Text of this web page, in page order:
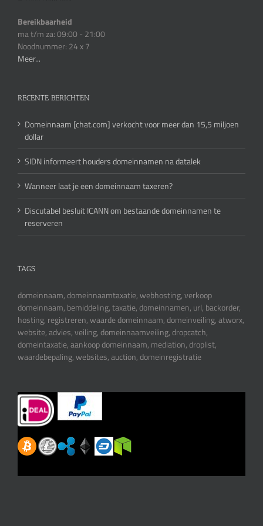
Bereikbaarheid
ma t/m za: 09:00 - 21:00
Noodnummer: 24 x 7
Meer...
RECENTE BERICHTEN
Domeinnaam [chat.com] verkocht voor meer dan 15,5 miljoen
dollar
SIDN informeert houders domeinnamen na datalek
Wanneer laat je een domeinnaam taxeren?
Discutabel besluit ICANN om bestaande domeinnamen te
reserveren
TAGS
domeinnaam, domeinnaamtaxatie, webhosting, verkoop
domeinnaam, bemiddeling, taxatie, domeinnamen, url, backorder,
hosting, registreren, waarde domeinnaam, domeinveiling, atworx,
website, advies, veiling, domeinnaamveiling, dropcatch,
domeintaxatie, aankoop domeinnaam, mediation, droplist,
waardebepaling, websites, auction, domeinregistratie